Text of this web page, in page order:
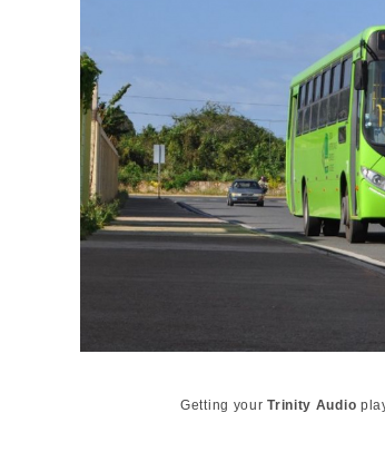
Getting yourTrinity Audio